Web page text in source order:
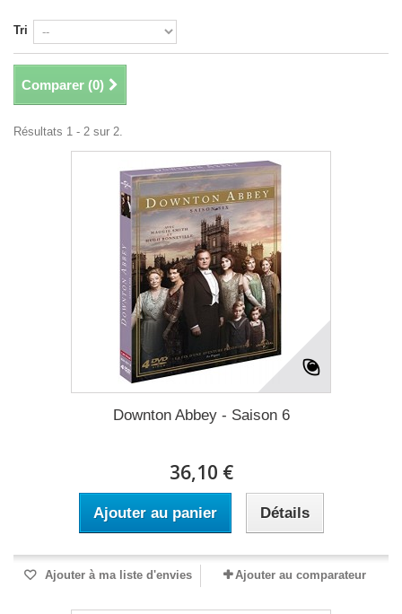
Tri
Comparer (0)
Résultats 1 - 2 sur 2.
Downton Abbey - Saison 6
36,10 €
Ajouter au panier Détails
Ajouter à ma liste d'envies Ajouter au comparateur